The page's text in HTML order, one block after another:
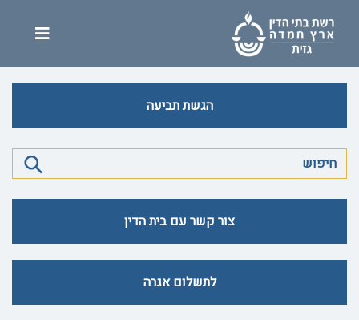
הגשת תביעה
צור קשר עם בית הדין
לתשלום אגרה